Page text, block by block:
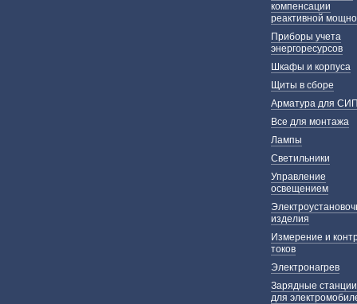
компенсации
реактивной
Приборы учета
энергоресурсов
Шкафы и корпуса
Щиты в сборе
Арматура для
Все для монтажа
Лампы
Светильники
Управление
освещением
изделия
Измерение и
токов
Электронагрев
Зарядные станции
для